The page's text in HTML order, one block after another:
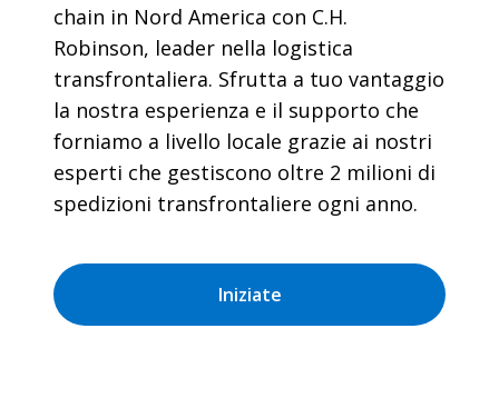
chain in Nord America con C.H.
Robinson, leader nella logistica
transfrontaliera. Sfrutta a tuo vantaggio
la nostra esperienza e il supporto che
forniamo a livello locale grazie ai nostri
esperti che gestiscono oltre 2 milioni di
spedizioni transfrontaliere ogni anno.
Iniziate